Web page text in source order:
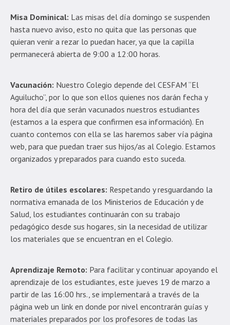
Misa Dominical: Las misas del día domingo se suspenden
hasta nuevo aviso, esto no quita que las personas que
quieran venir a rezar lo puedan hacer, ya que la capilla
permanecerá abierta de 9:00 a 12:00 horas.
Vacunación: Nuestro Colegio depende del CESFAM “El
Aguilucho”, por lo que son ellos quienes nos darán fecha y
hora del día que serán vacunados nuestros estudiantes
(estamos a la espera que confirmen esa información). En
cuanto contemos con ella se las haremos saber vía página
web, para que puedan traer sus hijos/as al Colegio. Estamos
organizados y preparados para cuando esto suceda.
Retiro de útiles escolares: Respetando y resguardando la
normativa emanada de los Ministerios de Educación y de
Salud, los estudiantes continuarán con su trabajo
pedagógico desde sus hogares, sin la necesidad de utilizar
los materiales que se encuentran en el Colegio.
Aprendizaje Remoto: Para facilitar y continuar apoyando el
aprendizaje de los estudiantes, este jueves 19 de marzo a
partir de las 16:00 hrs., se implementará a través de la
página web un link en donde por nivel encontrarán guías y
materiales preparados por los profesores de todas las